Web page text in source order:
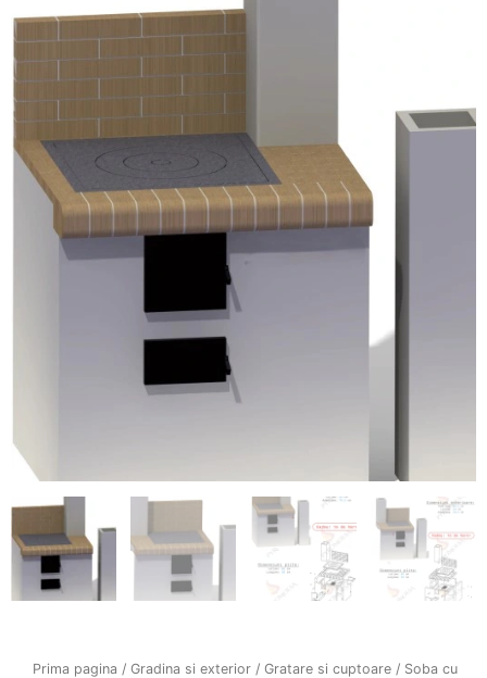
Prima pagina / Gradina si exterior / Gratare si cuptoare / Soba cu